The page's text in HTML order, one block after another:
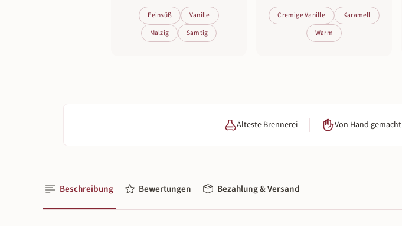
Feinsüß
Vanille
Malzig
Samtig
Cremige Vanille
Karamell
Warm
Älteste Brennerei Von Hand gemacht
Beschreibung Bewertungen Bezahlung & Versand